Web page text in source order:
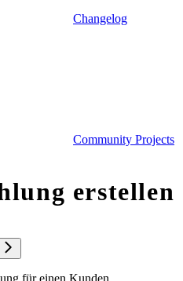
Changelog
Community Projects
erstellen
für einen Kunden.